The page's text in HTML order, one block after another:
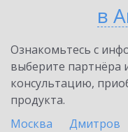
в
Ознакомьтесь с
выберите партнёра
консультацию,
продукта.
Москва
Дмитров